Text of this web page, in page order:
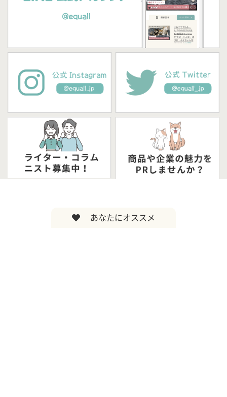
あなたにオススメ